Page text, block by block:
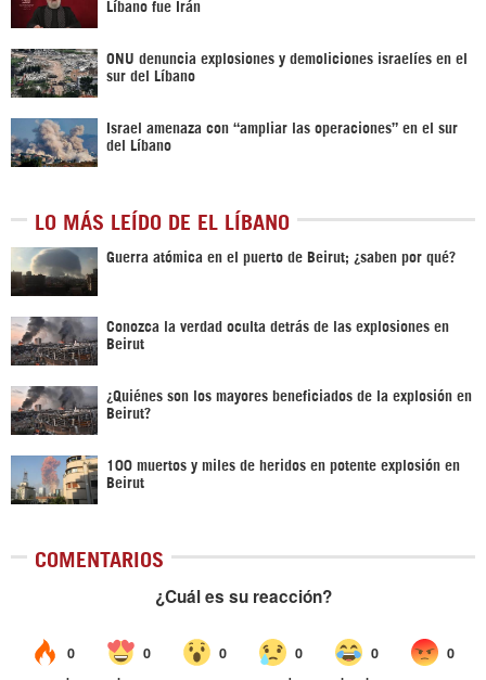
Líbano fue Irán
ONU denuncia explosiones y demoliciones israelíes en el
sur del Líbano
Israel amenaza con “ampliar las operaciones” en el sur
del Líbano
LO MÁS LEÍDO DE EL LÍBANO
Guerra atómica en el puerto de Beirut; ¿saben por qué?
Conozca la verdad oculta detrás de las explosiones en
Beirut
¿Quiénes son los mayores beneficiados de la explosión en
Beirut?
100 muertos y miles de heridos en potente explosión en
Beirut
COMENTARIOS